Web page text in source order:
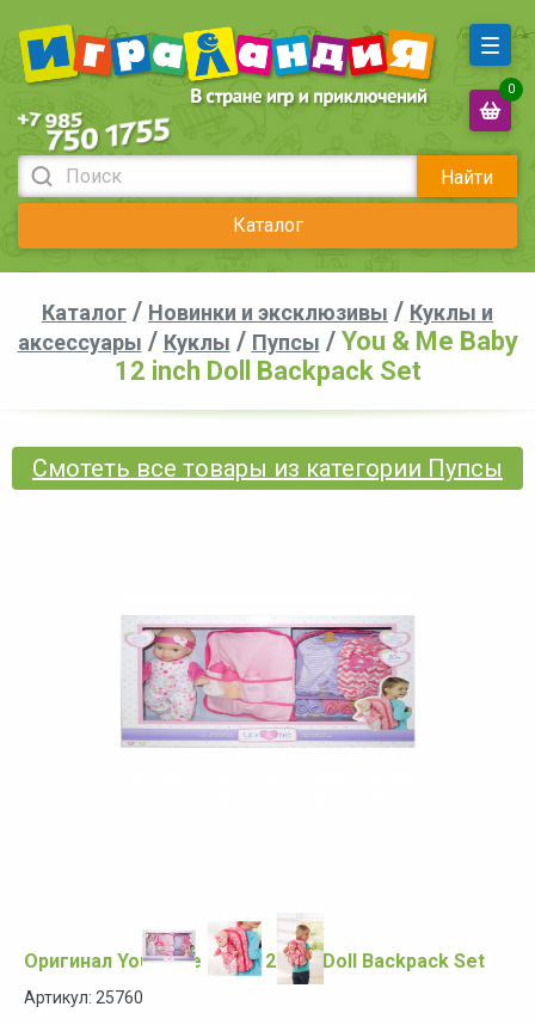
Найти
Каталог
0
Каталог / Новинки и эксклюзивы / Куклы и
аксессуары / Куклы / Пупсы / You & Me Baby
12 inch Doll Backpack Set
Смотеть все товары из категории Пупсы
Оригинал You & Me Baby 12 inch Doll Backpack Set
Артикул: 25760